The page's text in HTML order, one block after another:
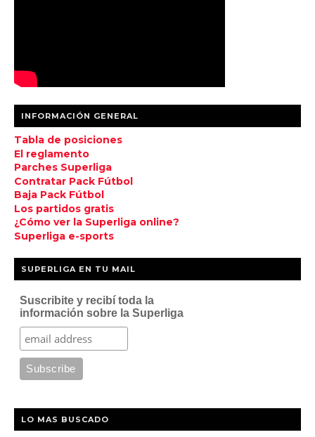
INFORMACIÓN GENERAL
Tabla de posiciones
El reglamento
Parches Superliga
Contratar Pack Fútbol
Baja Pack Fútbol
Los partidos gratis
¿Cómo ver la Superliga online?
Superliga e-sports
SUPERLIGA EN TU MAIL
Suscribite y recibí toda la
información sobre la Superliga
LO MAS BUSCADO